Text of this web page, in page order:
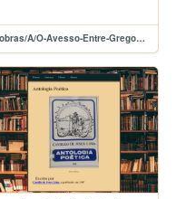
obras/A/O-Avesso-Entre-Gregos-e-Troianos